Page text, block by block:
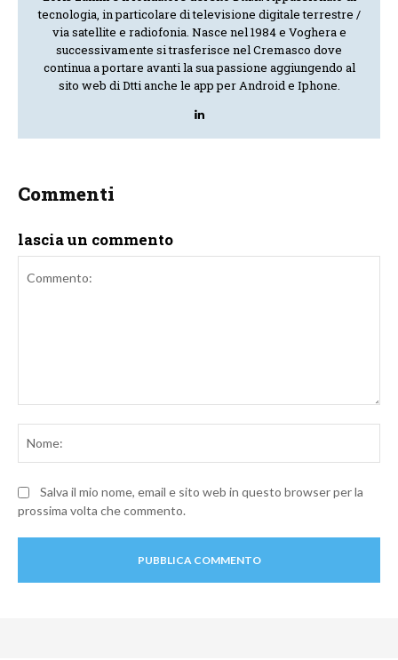
tecnologia, in particolare di televisione digitale terrestre /
via satellite e radiofonia. Nasce nel 1984 e Voghera e
successivamente si trasferisce nel Cremasco dove
continua a portare avanti la sua passione aggiungendo al
sito web di Dtti anche le app per Android e Iphone.
Commenti
lascia un commento
Salva il mio nome, email e sito web in questo browser per la
prossima volta che commento.